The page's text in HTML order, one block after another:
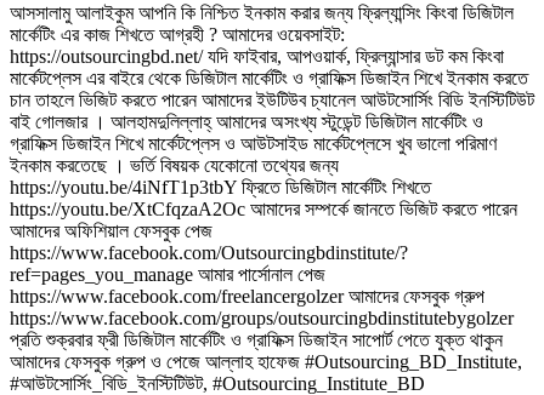
আসসালামু আলাইকুম আপনি কি নিশ্চিত ইনকাম করার জন্য ফ্রিল্যান্সিং কিংবা ডিজিটাল
মার্কেটিং এর কাজ শিখতে আগ্রহী ? আমাদের ওয়েবসাইট:
https://outsourcingbd.net/ যদি ফাইবার, আপওয়ার্ক, ফ্রিল্যান্সার ডট কম কিংবা
মার্কেটপ্লেস এর বাইরে থেকে ডিজিটাল মার্কেটিং ও গ্রাফিক্স ডিজাইন শিখে ইনকাম করতে
চান তাহলে ভিজিট করতে পারেন আমাদের ইউটিউব চ্যানেল আউটসোর্সিং বিডি ইনস্টিটিউট
বাই গোলজার । আলহামদুলিল্লাহ্ আমাদের অসংখ্য স্টুডেন্ট ডিজিটাল মার্কেটিং ও
গ্রাফিক্স ডিজাইন শিখে মার্কেটপ্লেস ও আউটসাইড মার্কেটপ্লেসে খুব ভালো পরিমাণ
ইনকাম করতেছে । ভর্তি বিষয়ক যেকোনো তথ্যের জন্য
https://youtu.be/4iNfT1p3tbY ফ্রিতে ডিজিটাল মার্কেটিং শিখতে
https://youtu.be/XtCfqzaA2Oc আমাদের সম্পর্কে জানতে ভিজিট করতে পারেন
আমাদের অফিশিয়াল ফেসবুক পেজ
https://www.facebook.com/Outsourcingbdinstitute/?
ref=pages_you_manage আমার পার্সোনাল পেজ
https://www.facebook.com/freelancergolzer আমাদের ফেসবুক গ্রুপ
https://www.facebook.com/groups/outsourcingbdinstitutebygolzer
প্রতি শুক্রবার ফ্রী ডিজিটাল মার্কেটিং ও গ্রাফিক্স ডিজাইন সাপোর্ট পেতে যুক্ত থাকুন
আমাদের ফেসবুক গ্রুপ ও পেজে আল্লাহ হাফেজ #Outsourcing_BD_Institute​,
#আউটসোর্সিং_বিডি_ইনস্টিটিউট​, #Outsourcing_Institute_BD